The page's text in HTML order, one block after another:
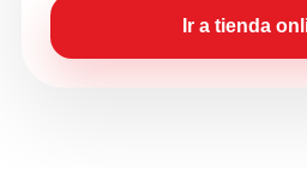
Ir a tienda